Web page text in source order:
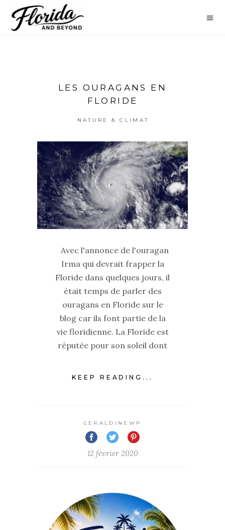
LES OURAGANS EN
FLORIDE
NATURE & CLIMAT
Avec l'annonce de l'ouragan
Irma qui devrait frapper la
Floride dans quelques jours, il
était temps de parler des
ouragans en Floride sur le
blog car ils font partie de la
vie floridienne. La Floride est
réputée pour son soleil dont
KEEP READING...
GERALDINEWP
12 février 2020